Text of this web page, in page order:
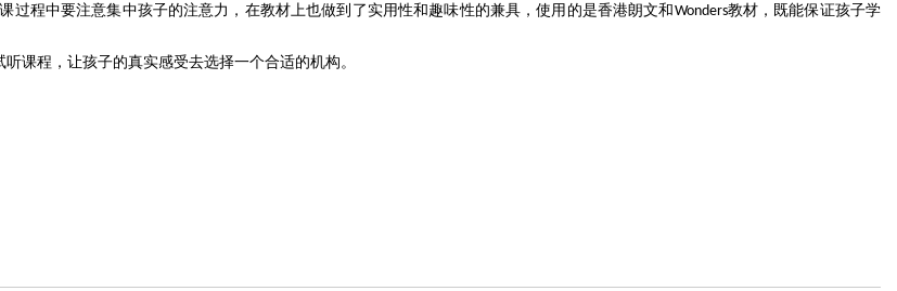
过程中要注意集中孩子的注意力，在教材上也做到了实用性和趣味性的兼具，使用的是香港朗文和Wonders教材，既能保证孩子学
听课程，让孩子的真实感受去选择一个合适的机构。